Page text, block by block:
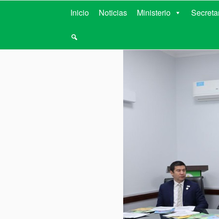
MINISTERIO
Inicio Noticias Ministerio